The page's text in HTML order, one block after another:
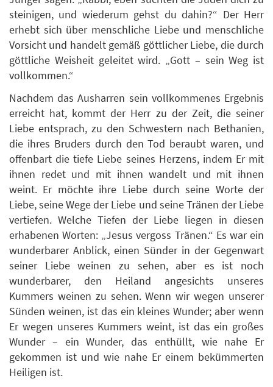
steinigen, und wiederum gehst du dahin?“ Der Herr
erhebt sich über menschliche Liebe und menschliche
Vorsicht und handelt gemäß göttlicher Liebe, die durch
göttliche Weisheit geleitet wird. „Gott – sein Weg ist
vollkommen.“
Nachdem das Ausharren sein vollkommenes Ergebnis
erreicht hat, kommt der Herr zu der Zeit, die seiner
Liebe entsprach, zu den Schwestern nach Bethanien,
die ihres Bruders durch den Tod beraubt waren, und
offenbart die tiefe Liebe seines Herzens, indem Er mit
ihnen redet und mit ihnen wandelt und mit ihnen
weint. Er möchte ihre Liebe durch seine Worte der
Liebe, seine Wege der Liebe und seine Tränen der Liebe
vertiefen. Welche Tiefen der Liebe liegen in diesen
erhabenen Worten: „Jesus vergoss Tränen.“ Es war ein
wunderbarer Anblick, einen Sünder in der Gegenwart
seiner Liebe weinen zu sehen, aber es ist noch
wunderbarer, den Heiland angesichts unseres
Kummers weinen zu sehen. Wenn wir wegen unserer
Sünden weinen, ist das ein kleines Wunder; aber wenn
Er wegen unseres Kummers weint, ist das ein großes
Wunder – ein Wunder, das enthüllt, wie nahe Er
gekommen ist und wie nahe Er einem bekümmerten
Heiligen ist.